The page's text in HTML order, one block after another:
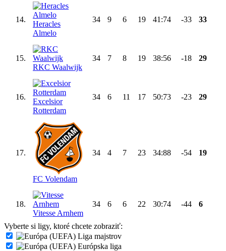
14.
Heracles
Almelo
34 9 6 19 41:74 -33 33
15.
RKC Waalwijk
34 7 8 19 38:56 -18 29
16.
Excelsior
Rotterdam
34 6 11 17 50:73 -23 29
17.
FC Volendam
34 4 7 23 34:88 -54 19
18.
Vitesse Arnhem
34 6 6 22 30:74 -44 6
Vyberte si ligy, ktoré chcete zobraziť:
Liga majstrov
Európska liga